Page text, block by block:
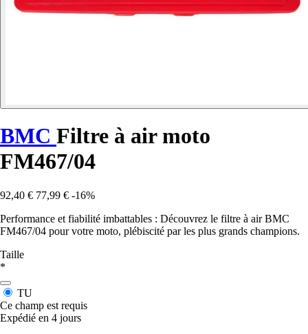
BMC Filtre à air moto
FM467/04
92,40 € 77,99 € -16%
Performance et fiabilité imbattables : Découvrez le filtre à air BMC
FM467/04 pour votre moto, plébiscité par les plus grands champions.
Taille
*
TU
Ce champ est requis
Expédié en 4 jours